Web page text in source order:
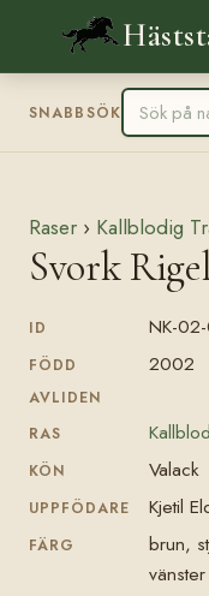
SNABBSÖK
Raser › Kallblodig
Svork
ID NK-
FÖDD 2002
AVLIDEN
RAS
KÖN Valack
UPPFÖDARE Kjetil
FÄRG
brun,